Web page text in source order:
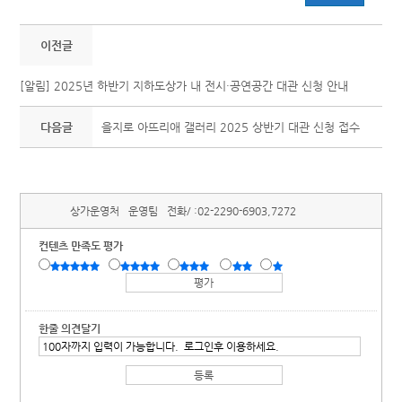
이전글
[알림] 2025년 하반기 지하도상가 내 전시·공연공간 대관 신청 안내
다음글 을지로 아뜨리애 갤러리 2025 상반기 대관 신청 접수
상가운영처 운영팀 전화/ :02-2290-6903,7272
컨텐츠 만족도 평가
한줄 의견달기